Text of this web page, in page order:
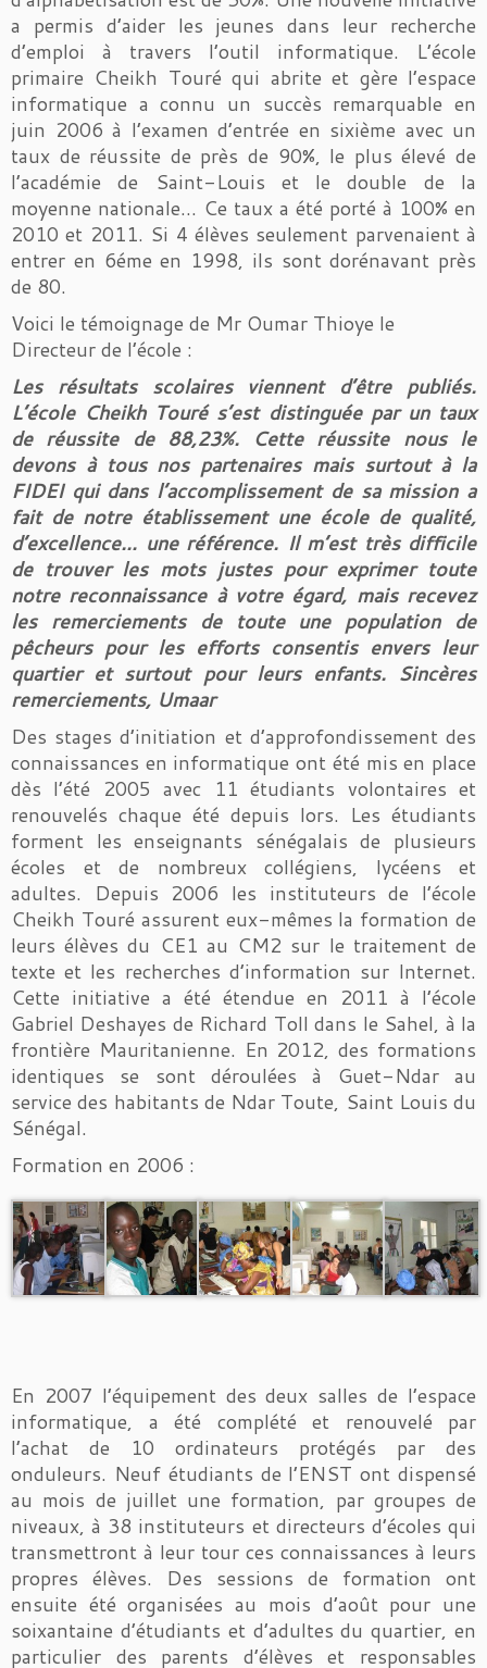
a permis d’aider les jeunes dans leur recherche
d’emploi à travers l’outil informatique. L’école
primaire Cheikh Touré qui abrite et gère l’espace
informatique a connu un succès remarquable en
juin 2006 à l’examen d’entrée en sixième avec un
taux de réussite de près de 90%, le plus élevé de
l’académie de Saint-Louis et le double de la
moyenne nationale… Ce taux a été porté à 100% en
2010 et 2011. Si 4 élèves seulement parvenaient à
entrer en 6éme en 1998, ils sont dorénavant près
de 80.
Voici le témoignage de Mr Oumar Thioye le
Directeur de l’école :
Les résultats scolaires viennent d’être publiés.
L’école Cheikh Touré s’est distinguée par un taux
de réussite de 88,23%. Cette réussite nous le
devons à tous nos partenaires mais surtout à la
FIDEI qui dans l’accomplissement de sa mission a
fait de notre établissement une école de qualité,
d’excellence… une référence. Il m’est très difficile
de trouver les mots justes pour exprimer toute
notre reconnaissance à votre égard, mais recevez
les remerciements de toute une population de
pêcheurs pour les efforts consentis envers leur
quartier et surtout pour leurs enfants. Sincères
remerciements, Umaar
Des stages d’initiation et d’approfondissement des
connaissances en informatique ont été mis en place
dès l’été 2005 avec 11 étudiants volontaires et
renouvelés chaque été depuis lors. Les étudiants
forment les enseignants sénégalais de plusieurs
écoles et de nombreux collégiens, lycéens et
adultes. Depuis 2006 les instituteurs de l’école
Cheikh Touré assurent eux-mêmes la formation de
leurs élèves du CE1 au CM2 sur le traitement de
texte et les recherches d’information sur Internet.
Cette initiative a été étendue en 2011 à l’école
Gabriel Deshayes de Richard Toll dans le Sahel, à la
frontière Mauritanienne. En 2012, des formations
identiques se sont déroulées à Guet-Ndar au
service des habitants de Ndar Toute, Saint Louis du
Sénégal.
Formation en 2006 :
En 2007 l’équipement des deux salles de l’espace
informatique, a été complété et renouvelé par
l’achat de 10 ordinateurs protégés par des
onduleurs. Neuf étudiants de l’ENST ont dispensé
au mois de juillet une formation, par groupes de
niveaux, à 38 instituteurs et directeurs d’écoles qui
transmettront à leur tour ces connaissances à leurs
propres élèves. Des sessions de formation ont
ensuite été organisées au mois d’août pour une
soixantaine d’étudiants et d’adultes du quartier, en
particulier des parents d’élèves et responsables